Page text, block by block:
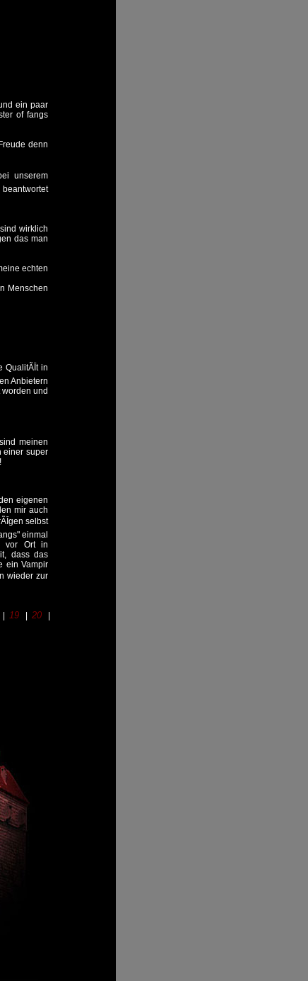
ein paar
of fangs
denn
unserem
wirklich
das man
echten
Menschen
QualitÃĪt in
Anbietern
und
meinen
einer super
eigenen
mir auch
selbst
einmal
vor Ort in
dass das
ein Vampir
wieder zur
|19 |20